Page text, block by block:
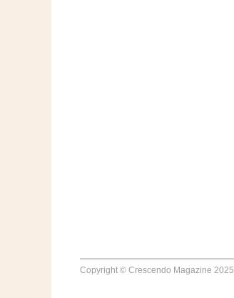
Copyright © Crescendo Magazine 2025